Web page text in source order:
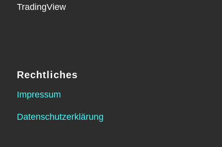
Rechtliches
Impressum
Datenschutzerklärung